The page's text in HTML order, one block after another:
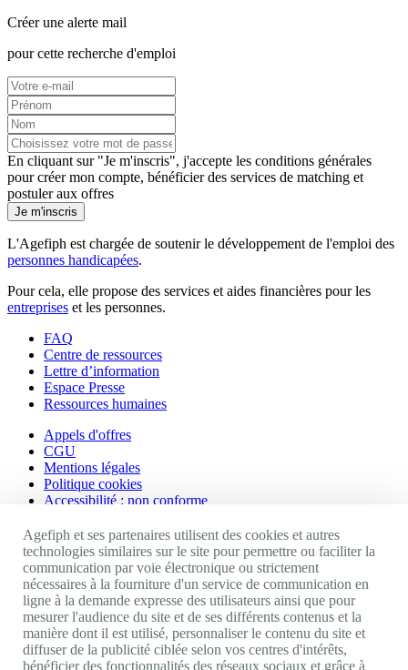
Créer une alerte mail
pour cette recherche d'emploi
En cliquant sur "Je m'inscris", j'accepte les conditions générales
pour créer mon compte, bénéficier des services de matching et
postuler aux offres
Je m'inscris
L'Agefiph est chargée de soutenir le développement de l'emploi des
personnes handicapées.
Pour cela, elle propose des services et aides financières pour les
entreprises et les personnes.
FAQ
Centre de ressources
Lettre d’information
Espace Presse
Ressources humaines
Appels d'offres
CGU
Mentions légales
Politique cookies
Accessibilité : non conforme
Nos autres sites
Site portail Agefiph
Activateur de progrès
Handinnov
Innovation et recherche
Université du RRH
Service AppuiPro
Agefiph et ses partenaires utilisent des cookies et autres
technologies similaires sur le site pour permettre ou faciliter la
communication par voie électronique ou strictement
nécessaires à la fourniture d'un service de communication en
ligne à la demande expresse des utilisateurs ainsi que pour
mesurer l'audience du site et de ses différents contenus et la
manière dont il est utilisé, personnaliser le contenu du site et
diffuser de la publicité ciblée selon vos centres d'intérêts,
bénéficier des fonctionnalités des réseaux sociaux et grâce à